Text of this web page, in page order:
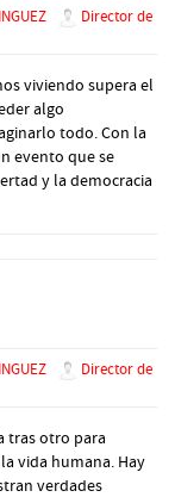
Director de
viviendo supera el
algo
todo. Con la
evento que se
y la democracia
Director de
tras otro para
vida humana. Hay
verdades